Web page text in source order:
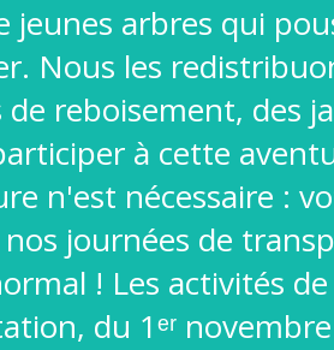
jeunes arbres qui
Nous les
reboisement, des
à cette
n'est nécessaire :
journées de
! Les activités
du 1ᵉʳ